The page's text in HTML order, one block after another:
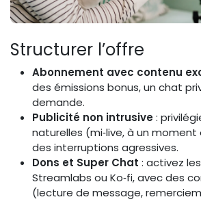
Structurer l’offre
Abonnement avec contenu
des émissions bonus, un chat
demande.
Publicité non intrusive:
naturelles (mi‑live, à un
des interruptions agressives.
Dons et Super Chat : activez
Streamlabs ou Ko‑fi, avec des
(lecture de message,